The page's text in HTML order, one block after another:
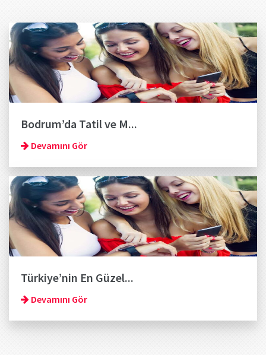
Bodrum’da Tatil ve M...
Devamını Gör
Türkiye’nin En Güzel...
Devamını Gör